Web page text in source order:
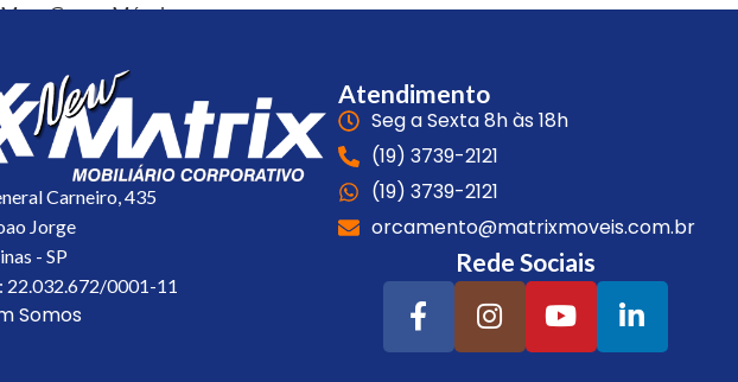
Mesa Gamer,Móveis
Carneiro, 435
Jorge
- SP
22.032.672/0001-11
Somos
Atendimento
Seg a Sexta 8h às 18h
(19) 3739-2121
(19) 3739-2121
orcamento@matrixmoveis.com.br
Rede Sociais